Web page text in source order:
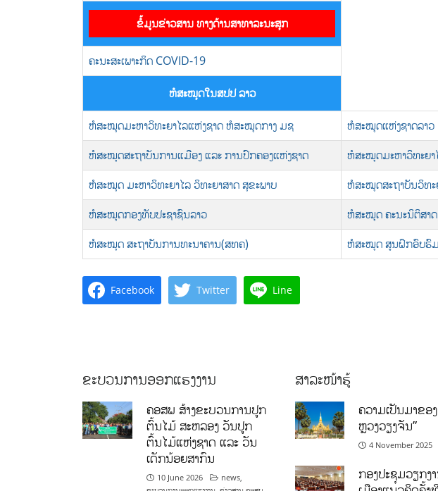
ຂໍ້ມູນຂ່າວສານ ທາງດ້ານສາທາລະນະສຸກ
ຄະນະສະເພາະກິດ COVID-19
ຫໍສະໝຸດໃນສປປ ລາວ
ຫໍສະໝຸດມະຫາວິທະຍາໄລແຫ່ງຊາດ ຫໍສະໝຸດກາງ ມຊ
ຫໍສະໝຸດແຫ່ງຊາດລາວ
ຫໍສະໝຸດສະຖາບັນການແມືອງ ແລະ ການປົກຄອງແຫ່ງຊາດ
ຫໍສະໝຸດມະຫາວິທະຍາ
ຫໍສະໝຸດ ມະຫາວິທະຍາໄລ ວິທະຍາສາດ ສຸຂະພາບ
ຫໍສະໝຸດສະຖາບັນວິທະ
ຫໍສະໝຸດກອງທັບປະຊາຊົນລາວ
ຫໍສະໝຸດ ຄະນະນິຕິສາ
ຫໍສະໝຸດ ສະຖາບັນການທະນາຄານ(ສທຄ)
ຫໍສະໝຸດ ສູນຝຶກອົບຮົ
Facebook Twitter Line
ຂະບວນການອອກແຮງງານ
ຄອສພ ສ້າງຂະບວນການປູກ
ຕົ້ນໄມ້ ສະຫລອງ ວັນປູກ
ຕົ້ນໄມ້ແຫ່ງຊາດ ແລະ ວັນ
ເດັກນ້ອຍສາກົນ
10 June 2026 news,
ສາລະໜ້າຮູ້
ຄວາມເປັນມາຂອ
ຫຼວງວຽງຈັນ”
4 November 2025
ກອງປະຊຸມວຽກງ